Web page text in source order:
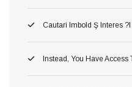
Cautari Imbold Ş Interes
Instead, You Have